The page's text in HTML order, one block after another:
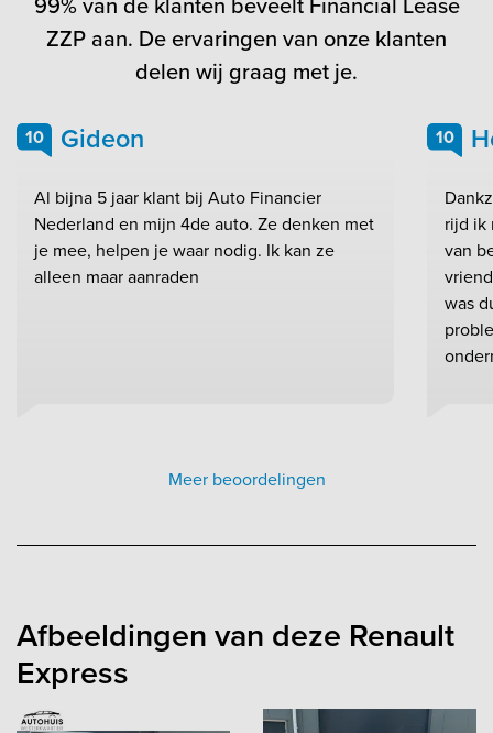
ZZP aan. De ervaringen van onze klanten
delen wij graag met je.
10 Gideon
Al bijna 5 jaar klant bij Auto Financier
Nederland en mijn 4de auto. Ze denken met
je mee, helpen je waar nodig. Ik kan ze
alleen maar aanraden
10
rijd ik
van
was
Meer beoordelingen
Afbeeldingen van deze Renault
Express